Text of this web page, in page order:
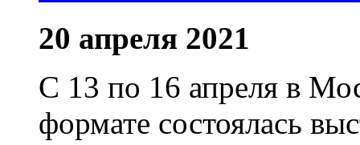
20 апреля 2021
С 13 по 16 апреля в
формате состоялась